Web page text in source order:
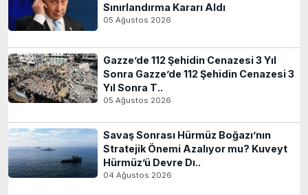
Sınırlandırma Kararı Aldı
05 Ağustos 2026
Gazze’de 112 Şehidin Cenazesi 3 Yıl
Sonra Gazze’de 112 Şehidin Cenazesi 3
Yıl Sonra T..
05 Ağustos 2026
Savaş Sonrası Hürmüz Boğazı’nın
Stratejik Önemi Azalıyor mu? Kuveyt
Hürmüz’ü Devre Dı..
04 Ağustos 2026